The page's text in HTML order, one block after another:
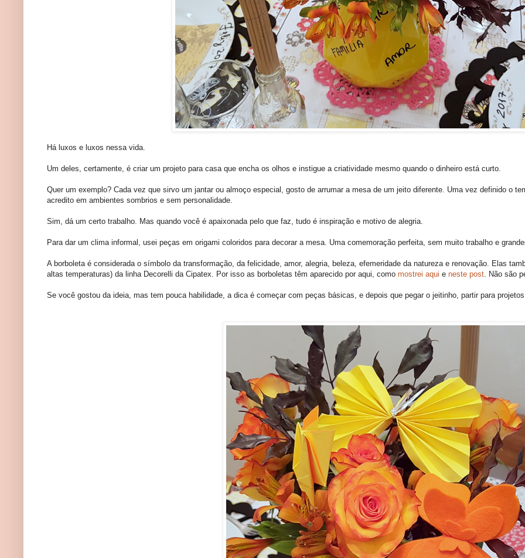
Há luxos e luxos nessa vida.
Um deles, certamente, é criar um projeto para casa que encha os olhos e instigue a criatividade mesmo quando o dinheiro está curto.
Quer um exemplo? Cada vez que sirvo um jantar ou almoço especial, gosto de arrumar a mesa de um jeito diferente. Uma vez definido o
acredito em ambientes sombrios e sem personalidade.
Sim, dá um certo trabalho. Mas quando você é apaixonada pelo que faz, tudo é inspiração e motivo de alegria.
Para dar um clima informal, usei peças em origami coloridos para decorar a mesa. Uma comemoração perfeita, sem muito trabalho e
A borboleta é considerada o símbolo da transformação, da felicidade, amor, alegria, beleza, efemeridade da natureza e renovação. Elas
altas temperaturas) da linha Decorelli da Cipatex. Por isso as borboletas têm aparecido por aqui, como mostrei aqui e neste post. Não são
Se você gostou da ideia, mas tem pouca habilidade, a dica é começar com peças básicas, e depois que pegar o jeitinho, partir para